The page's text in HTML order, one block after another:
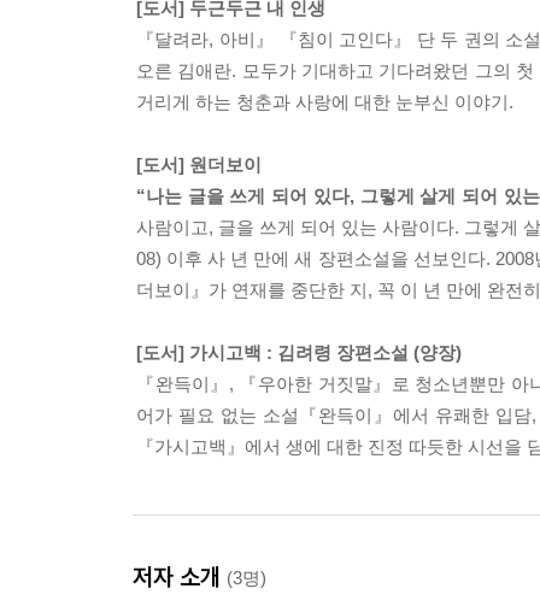
[도서] 두근두근 내 인생
『달려라, 아비』 『침이 고인다』 단 두 권의
오른 김애란. 모두가 기대하고 기다려왔던 그의
거리게 하는 청춘과 사랑에 대한 눈부신 이야기.
[도서] 원더보이
“나는 글을 쓰게 되어 있다, 그렇게 살게 되어 있
사람이고, 글을 쓰게 되어 있는 사람이다. 그렇게
08) 이후 사 년 만에 새 장편소설을 선보인다.
더보이』가 연재를 중단한 지, 꼭 이 년 만에 완전
[도서] 가시고백 : 김려령 장편소설 (양장)
『완득이』, 『우아한 거짓말』로 청소년뿐만
어가 필요 없는 소설『완득이』에서 유쾌한 입
『가시고백』에서 생에 대한 진정 따듯한 시선을
저자 소개 (3명)